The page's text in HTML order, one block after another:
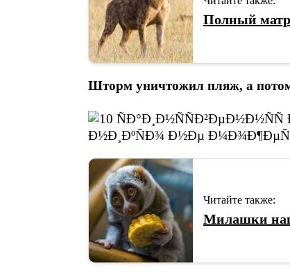
Полный
Шторм уничтожил пляж, а
Читайте также:
Милашки